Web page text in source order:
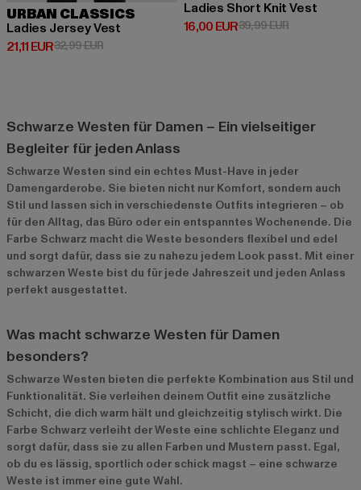
URBAN CLASSICS
Ladies Jersey Vest
21,11 EUR
Derzeitiger Preis: 21,11 EUR
32,99 EURAktionspreis: 32,99 EUR
Ladies Short Knit Vest
16,00 EUR
Derzeitiger Preis: 16,00 EUR
39,99 EURAktionspreis:
Schwarze Westen für Damen – Ein vielseitiger
Begleiter für jeden Anlass
Schwarze Westen sind ein echtes Must-Have in jeder
Damengarderobe. Sie bieten nicht nur Komfort, sondern auch
Stil und lassen sich in verschiedenste Outfits integrieren – ob
für den Alltag, das Büro oder ein entspanntes Wochenende. Die
Farbe Schwarz macht die Weste besonders flexibel und edel
und sorgt dafür, dass sie zu nahezu jedem Look passt. Mit einer
schwarzen Weste bist du für jede Jahreszeit und jeden Anlass
perfekt ausgestattet.
Was macht schwarze Westen für Damen
besonders?
Schwarze Westen bieten die perfekte Kombination aus Stil und
Funktionalität. Sie verleihen deinem Outfit eine zusätzliche
Schicht, die dich warm hält und gleichzeitig stylisch wirkt. Die
Farbe Schwarz verleiht der Weste eine schlichte Eleganz und
sorgt dafür, dass sie zu allen Farben und Mustern passt. Egal,
ob du es lässig, sportlich oder schick magst – eine schwarze
Weste ist immer eine gute Wahl.